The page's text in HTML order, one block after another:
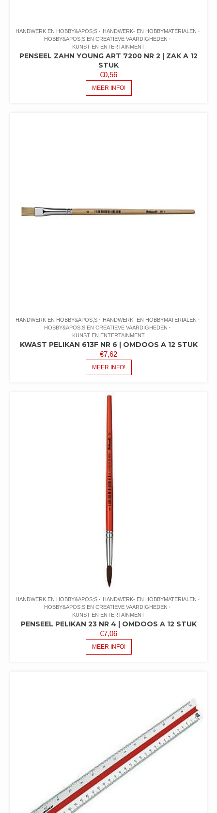
HANDWERK EN HOBBY&APOS;S
HANDWERK- EN HOBBYMATERIALEN
HOBBY&APOS;S EN CREATIEVE VAARDIGHEDEN
KUNST EN ENTERTAINMENT
PENSEEL ZAHN YOUNG ART 7200 NR 2 | ZAK A 12
STUK
€0,56
MEER INFO!
HANDWERK EN HOBBY&APOS;S
HANDWERK- EN HOBBYMATERIALEN
HOBBY&APOS;S EN CREATIEVE VAARDIGHEDEN
KUNST EN ENTERTAINMENT
KWAST PELIKAN 613F NR 6 | OMDOOS A 12 STUK
€7,62
MEER INFO!
HANDWERK EN HOBBY&APOS;S
HANDWERK- EN HOBBYMATERIALEN
HOBBY&APOS;S EN CREATIEVE VAARDIGHEDEN
KUNST EN ENTERTAINMENT
PENSEEL PELIKAN 23 NR 4 | OMDOOS A 12 STUK
€7,06
MEER INFO!